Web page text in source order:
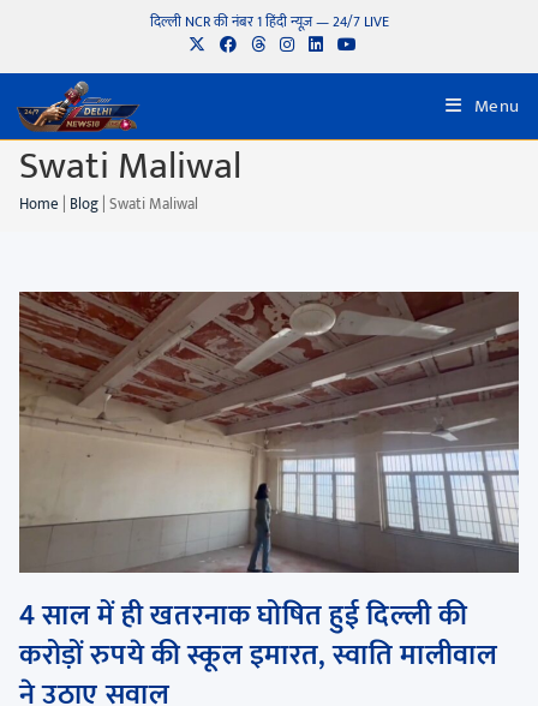
दिल्ली NCR की नंबर 1 हिंदी न्यूज़ — 24/7 LIVE
Menu
Swati Maliwal
Home | Blog|Swati Maliwal
4 साल में ही खतरनाक घोषित हुई दिल्ली की
करोड़ों रुपये की स्कूल इमारत, स्वाति मालीवाल
ने उठाए सवाल